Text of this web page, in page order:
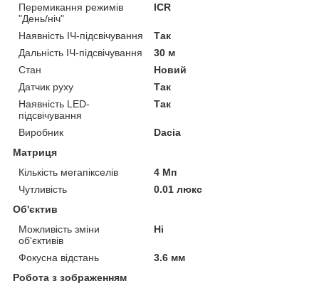
Перемикання режимів
"День/ніч"
ICR
Наявність ІЧ-підсвічування
Так
Дальність ІЧ-підсвічування
30 м
Стан
Новий
Датчик руху
Так
Наявність LED-
підсвічування
Так
Виробник
Dacia
Матриця
Кількість мегапікселів
4 Мп
Чутливість
0.01 люкс
Об'єктив
Можливість зміни
об'єктивів
Ні
Фокусна відстань
3.6 мм
Робота з зображенням